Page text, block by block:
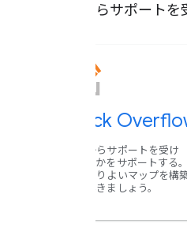
誰かからサポート
Stack
誰かからサポートを受け
て、誰かをサポートする。
皆でよりよいマップを構
していきましょう。